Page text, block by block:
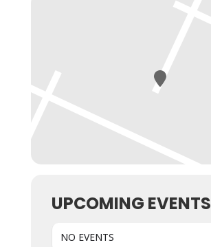
UPCOMING EVENTS
NO EVENTS